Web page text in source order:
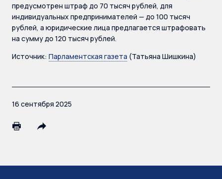
предусмотрен штраф до 70 тысяч рублей, для
индивидуальных предпринимателей — до 100 тысяч
рублей, а юридические лица предлагается штрафовать
на сумму до 120 тысяч рублей.
Источник: Парламентская газета (Татьяна Шишкина)
16 сентября 2025